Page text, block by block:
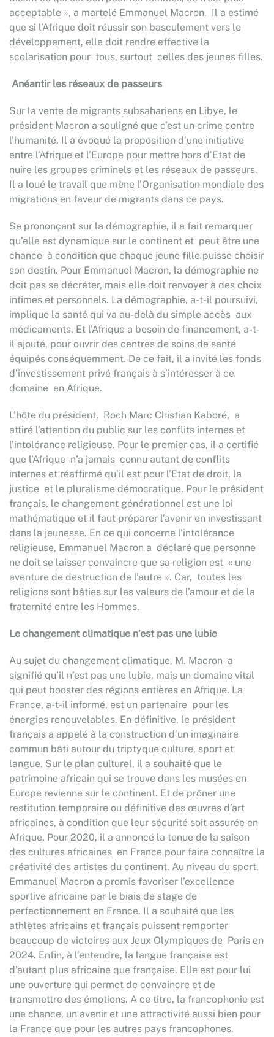
acceptable », a martelé Emmanuel Macron. Il a estimé
que si l’Afrique doit réussir son basculement vers le
développement, elle doit rendre effective la
scolarisation pour tous, surtout celles des jeunes filles.
Anéantir les réseaux de passeurs
Sur la vente de migrants subsahariens en Libye, le
président Macron a souligné que c’est un crime contre
l’humanité. Il a évoqué la proposition d’une initiative
entre l’Afrique et l’Europe pour mettre hors d’Etat de
nuire les groupes criminels et les réseaux de passeurs.
Il a loué le travail que mène l’Organisation mondiale des
migrations en faveur de migrants dans ce pays.
Se prononçant sur la démographie, il a fait remarquer
qu’elle est dynamique sur le continent et peut être une
chance à condition que chaque jeune fille puisse choisir
son destin. Pour Emmanuel Macron, la démographie ne
doit pas se décréter, mais elle doit renvoyer à des choix
intimes et personnels. La démographie, a-t-il poursuivi,
implique la santé qui va au-delà du simple accès aux
médicaments. Et l’Afrique a besoin de financement, a-t-
il ajouté, pour ouvrir des centres de soins de santé
équipés conséquemment. De ce fait, il a invité les fonds
d’investissement privé français à s’intéresser à ce
domaine en Afrique.
L’hôte du président, Roch Marc Chistian Kaboré, a
attiré l’attention du public sur les conflits internes et
l’intolérance religieuse. Pour le premier cas, il a certifié
que l’Afrique n’a jamais connu autant de conflits
internes et réaffirmé qu’il est pour l’Etat de droit, la
justice et le pluralisme démocratique. Pour le président
français, le changement générationnel est une loi
mathématique et il faut préparer l’avenir en investissant
dans la jeunesse. En ce qui concerne l’intolérance
religieuse, Emmanuel Macron a déclaré que personne
ne doit se laisser convaincre que sa religion est « une
aventure de destruction de l’autre ». Car, toutes les
religions sont bâties sur les valeurs de l’amour et de la
fraternité entre les Hommes.
Le changement climatique n’est pas une lubie
Au sujet du changement climatique, M. Macron a
signifié qu’il n’est pas une lubie, mais un domaine vital
qui peut booster des régions entières en Afrique. La
France, a-t-il informé, est un partenaire pour les
énergies renouvelables. En définitive, le président
français a appelé à la construction d’un imaginaire
commun bâti autour du triptyque culture, sport et
langue. Sur le plan culturel, il a souhaité que le
patrimoine africain qui se trouve dans les musées en
Europe revienne sur le continent. Et de prôner une
restitution temporaire ou définitive des œuvres d’art
africaines, à condition que leur sécurité soit assurée en
Afrique. Pour 2020, il a annoncé la tenue de la saison
des cultures africaines en France pour faire connaître la
créativité des artistes du continent. Au niveau du sport,
Emmanuel Macron a promis favoriser l’excellence
sportive africaine par le biais de stage de
perfectionnement en France. Il a souhaité que les
athlètes africains et français puissent remporter
beaucoup de victoires aux Jeux Olympiques de Paris en
2024. Enfin, à l’entendre, la langue française est
d’autant plus africaine que française. Elle est pour lui
une ouverture qui permet de convaincre et de
transmettre des émotions. A ce titre, la francophonie est
une chance, un avenir et une attractivité aussi bien pour
la France que pour les autres pays francophones.